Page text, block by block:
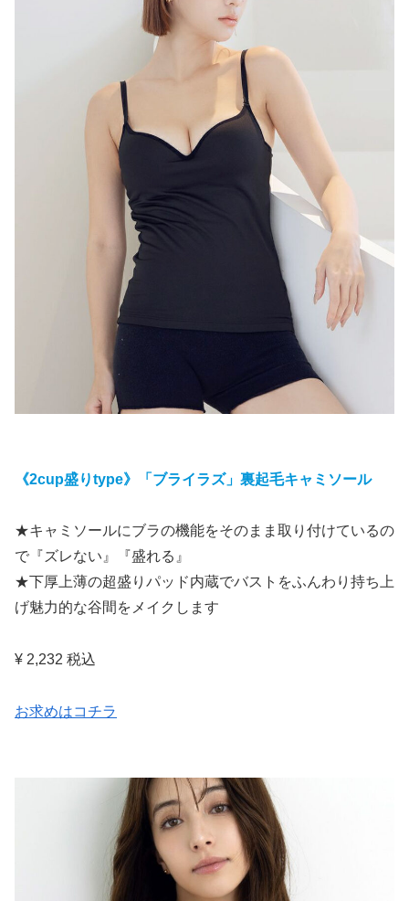
《2cup盛りtype》「ブライラズ」裏起毛キャミソール
★キャミソールにブラの機能をそのまま取り付けているの
で『ズレない』『盛れる』
★下厚上薄の超盛りパッド内蔵でバストをふんわり持ち上
げ魅力的な谷間をメイクします
¥ 2,232 税込
お求めはコチラ